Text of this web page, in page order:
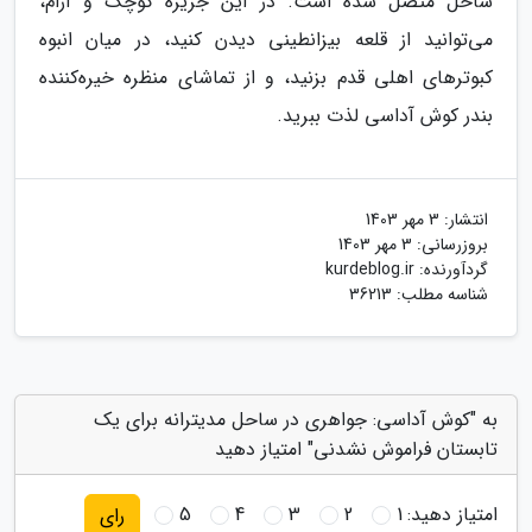
می‌توانید از قلعه بیزانطینی دیدن کنید، در میان انبوه
کبوترهای اهلی قدم بزنید، و از تماشای منظره خیره‌کننده
بندر کوش آداسی لذت ببرید.
انتشار: 3 مهر 1403
بروزرسانی: 3 مهر 1403
گردآورنده: kurdeblog.ir
شناسه مطلب: 36213
به "کوش آداسی: جواهری در ساحل مدیترانه برای یک
تابستان فراموش نشدنی" امتیاز دهید
امتیاز دهید:1
2
3
4
5 رای